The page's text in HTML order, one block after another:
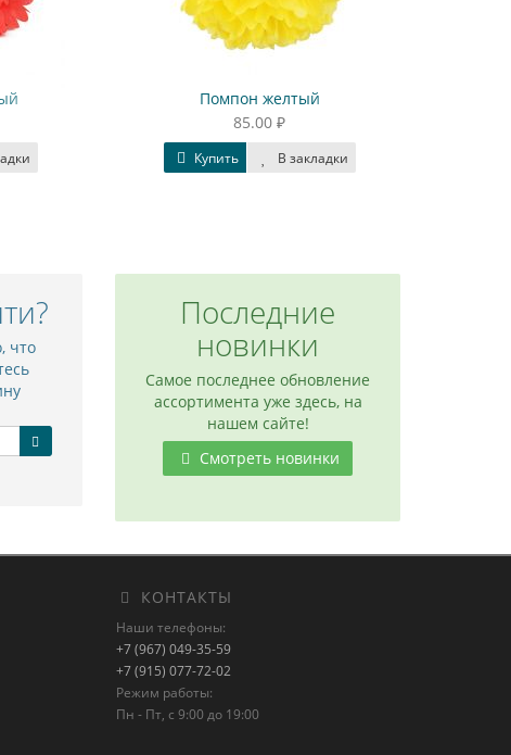
Помпон желтый
85.00 ₽
Купить В закладки
что
Последние
новинки
Самое последнее обновление
ассортимента уже здесь, на
нашем сайте!
Смотреть новинки
КОНТАКТЫ
Наши телефоны:
+7 (967) 049-35-59
+7 (915) 077-72-02
Режим работы:
Пн - Пт, с 9:00 до 19:00